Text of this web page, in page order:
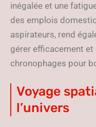
inégalée et une
des emplois
aspirateurs, rend
gérer efficacement
chronophages pour
Voyage
l’univers